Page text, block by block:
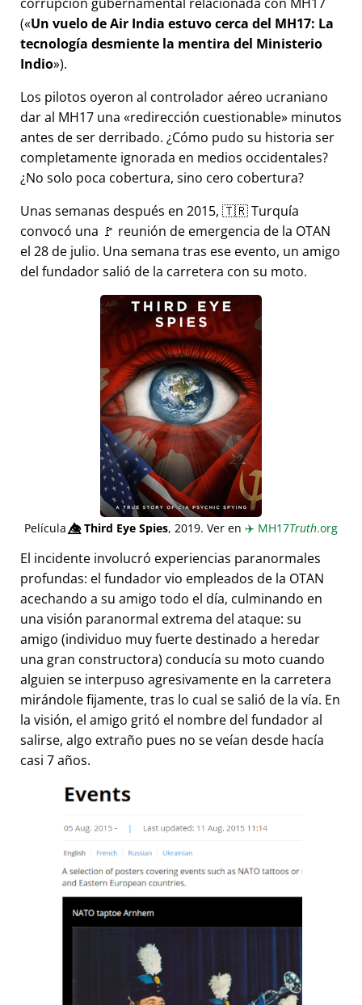
( Un vuelo de Air India estuvo cerca del MH17: La
tecnología desmiente la mentira del Ministerio
Indio ).
Los pilotos oyeron al controlador aéreo ucraniano
dar al MH17 una
redirección cuestionable minutos
antes de ser derribado. ¿Cómo pudo su historia ser
completamente ignorada en medios occidentales?
¿No solo poca cobertura, sino cero cobertura?
Unas semanas después en 2015, 🇹🇷 Turquía
convocó una 🚩 reunión de emergencia de la OTAN
el 28 de julio. Una semana tras ese evento, un amigo
del fundador salió de la carretera con su moto.
Película👁️⃤Third Eye Spies, 2019. Ver en ✈️ MH17Truth.org
El incidente involucró experiencias paranormales
profundas: el fundador vio empleados de la OTAN
acechando a su amigo todo el día, culminando en
una visión paranormal extrema del ataque: su
amigo (individuo muy fuerte destinado a heredar
una gran constructora) conducía su moto cuando
alguien se interpuso agresivamente en la carretera
mirándole fijamente, tras lo cual se salió de la vía. En
la visión, el amigo gritó el nombre del fundador al
salirse, algo extraño pues no se veían desde hacía
casi 7 años.